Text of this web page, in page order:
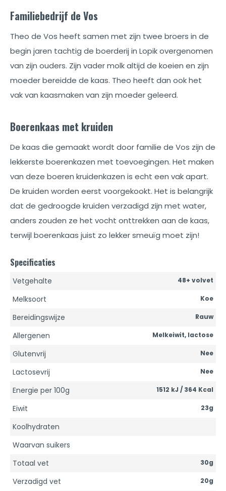
Familiebedrijf de Vos
Theo de Vos heeft samen met zijn twee broers in de
begin jaren tachtig de boerderij in Lopik overgenomen
van zijn ouders. Zijn vader molk altijd de koeien en zijn
moeder bereidde de kaas. Theo heeft dan ook het
vak van kaasmaken van zijn moeder geleerd.
Boerenkaas met kruiden
De kaas die gemaakt wordt door familie de Vos zijn de
lekkerste boerenkazen met toevoegingen. Het maken
van deze boeren kruidenkazen is echt een vak apart.
De kruiden worden eerst voorgekookt. Het is belangrijk
dat de gedroogde kruiden verzadigd zijn met water,
anders zouden ze het vocht onttrekken aan de kaas,
terwijl boerenkaas juist zo lekker smeuïg moet zijn!
Specificaties
Vetgehalte 48+ volvet
Melksoort Koe
Bereidingswijze Rauw
Allergenen Melkeiwit, lactose
Glutenvrij Nee
Lactosevrij Nee
Energie per 100g 1512 kJ / 364 Kcal
Eiwit 23g
Koolhydraten
Waarvan suikers
Totaal vet
30g
Verzadigd vet 20g